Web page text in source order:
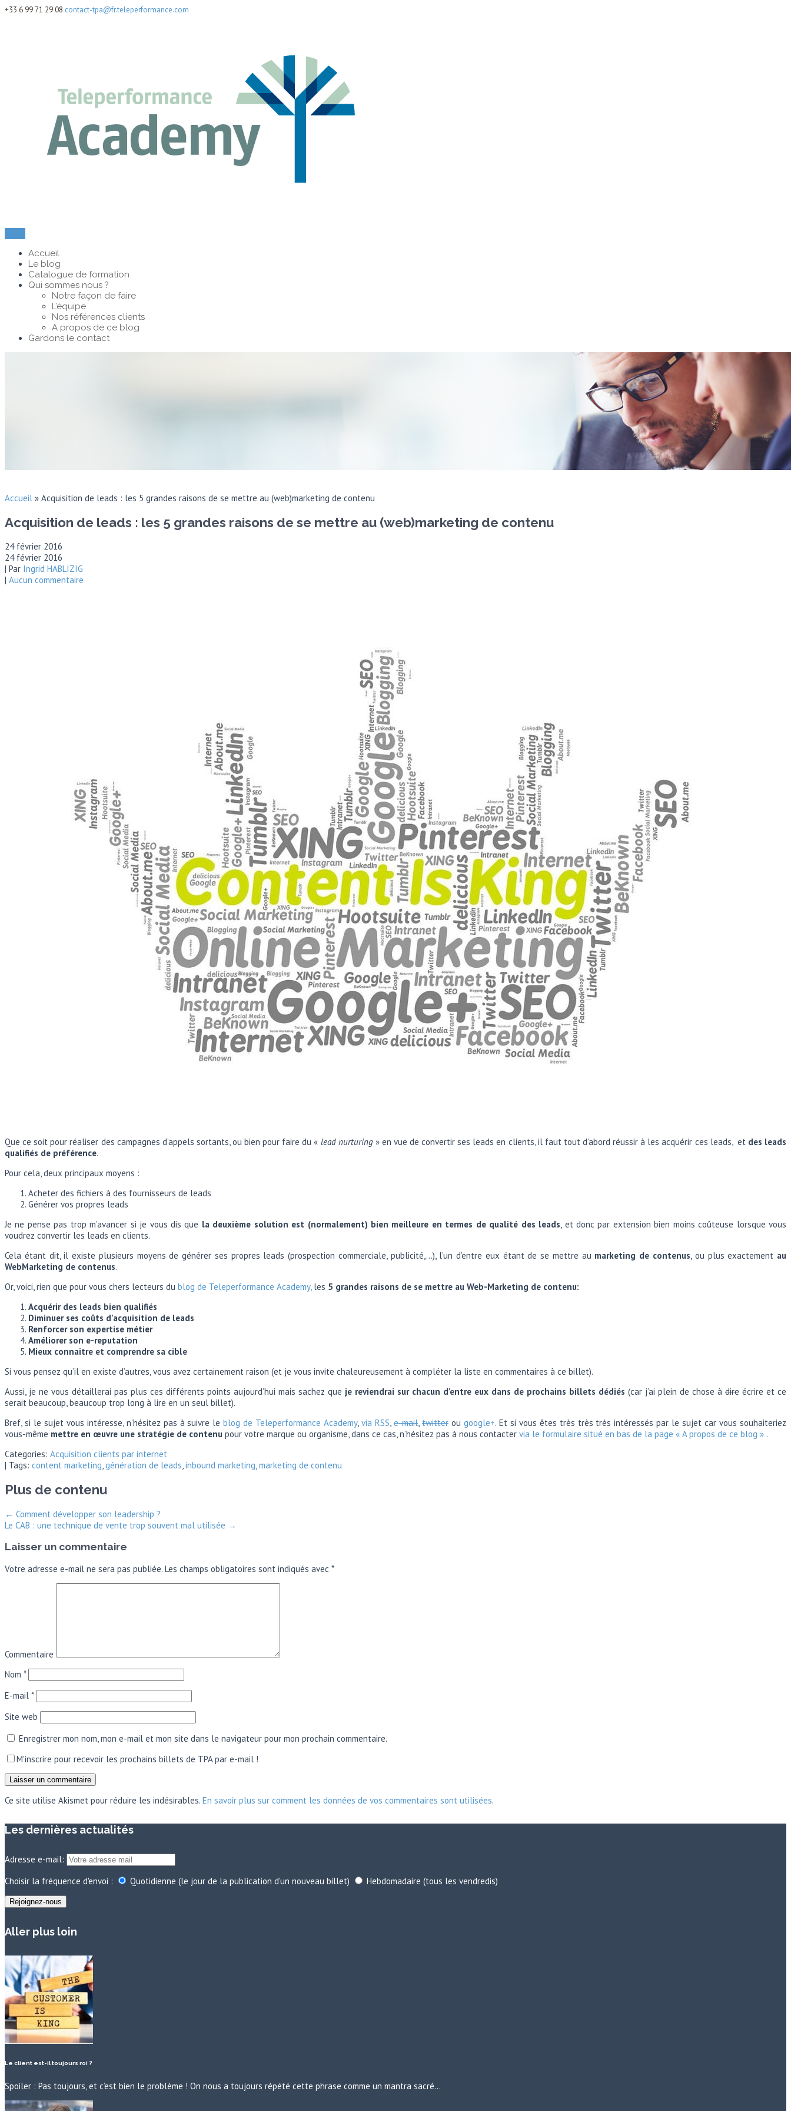
+33 6 99 71 29 08 contact-tpa@fr.teleperformance.com
Accueil
Le blog
Catalogue de formation
Qui sommes nous ?
Notre façon de faire
L’équipe
Nos références clients
A propos de ce blog
Gardons le contact
Accueil » Acquisition de leads : les 5 grandes raisons de se mettre au (web)marketing de contenu
Acquisition de leads : les 5 grandes raisons de se mettre au (web)marketing de contenu
24 février 2016
24 février 2016
| Par Ingrid HABLIZIG
| Aucun commentaire
Que ce soit pour réaliser des campagnes d’appels sortants, ou bien pour faire du « lead nurturing» en vue de convertir ses leads en clients, il faut tout d’abord réussir à les acquérir ces leads, etdes leads
qualifiés de préférence.
Pour cela, deux principaux moyens :
Acheter des fichiers à des fournisseurs de leads
Générer vos propres leads
Je ne pense pas trop m’avancer si je vous dis que la deuxième solution est (normalement) bien meilleure en termes de qualité des leads, et donc par extension bien moins coûteuse lorsque vous
voudrez convertir les leads en clients.
Cela étant dit, il existe plusieurs moyens de générer ses propres leads (prospection commerciale, publicité,…), l’un d’entre eux étant de se mettre au marketing de contenus, ou plus exactement au
WebMarketing de contenus.
Or, voici, rien que pour vous chers lecteurs du blog de Teleperformance Academy,les 5 grandes raisons de se mettre au Web-Marketing de contenu:
Acquérir des leads bien qualifiés
Diminuer ses coûts d’acquisition de leads
Renforcer son expertise métier
Améliorer son e-reputation
Mieux connaitre et comprendre sa cible
Si vous pensez qu’il en existe d’autres, vous avez certainement raison (et je vous invite chaleureusement à compléter la liste en commentaires à ce billet).
Aussi, je ne vous détaillerai pas plus ces différents points aujourd’hui mais sachez que je reviendrai sur chacun d’entre eux dans de prochains billets dédiés (car j’ai plein de chose à dire écrire et ce
serait beaucoup, beaucoup trop long à lire en un seul billet).
Bref, si le sujet vous intéresse, n’hésitez pas à suivre leblog de Teleperformance Academy,via RSS,e-mail, twitter ou google+. Et si vous êtes très très très intéressés par le sujet car vous souhaiteriez
vous-même mettre en œuvre une stratégie de contenu pour votre marque ou organisme, dans ce cas, n’hésitez pas à nous contacter via le formulaire situé en bas de la page « A propos de ce blog » .
Categories: Acquisition clients par internet
| Tags: content marketing,génération de leads,inbound marketing,marketing de contenu
Plus de contenu
← Comment développer son leadership ?
Le CAB : une technique de vente trop souvent mal utilisée →
Laisser un commentaire
Votre adresse e-mail ne sera pas publiée. Les champs obligatoires sont indiqués avec *
Commentaire
Nom *
E-mail *
Site web
Enregistrer mon nom, mon e-mail et mon site dans le navigateur pour mon prochain commentaire.
M'inscrire pour recevoir les prochains billets de TPA par e-mail !
Ce site utilise Akismet pour réduire les indésirables. En savoir plus sur comment les données de vos commentaires sont utilisées.
Les dernières actualités
Adresse e-mail:
Choisir la fréquence d'envoi :
Quotidienne (le jour de la publication d'un nouveau billet) Hebdomadaire (tous les vendredis)
Aller plus loin
Le client est-il toujours roi ?
Spoiler : Pas toujours, et c’est bien le problème ! On nous a toujours répété cette phrase comme un mantra sacré…